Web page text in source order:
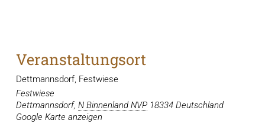
Veranstaltungsort
Dettmannsdorf, Festwiese
Festwiese
Dettmannsdorf, N Binnenland NVP 18334 Deutschland
Google Karte anzeigen